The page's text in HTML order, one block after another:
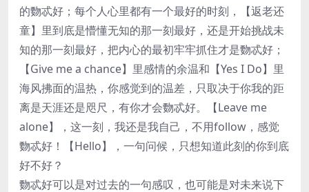
的覅忒好；每个人心里都有一个最好的时刻，【返老还
童】里到底是懵懂无知的那一刻最好，还是开始挑战未
知的那一刻最好，把内心的最初牢牢抓住才是覅忒好；
【Give me a chance】里感情的余温和【Yes I Do】里
海风拂面的温热，你感觉到的温差，只取决于你我的距
离是天涯还是咫尺，有你才会覅忒好。【Leave me
alone】，这一刻，我还是我自己，不用follow，感觉
覅忒好！【Hello】，一句问候，只想知道此刻的你到底
好不好？
覅忒好可以是对过去的一句感叹，也可能是对未来说下